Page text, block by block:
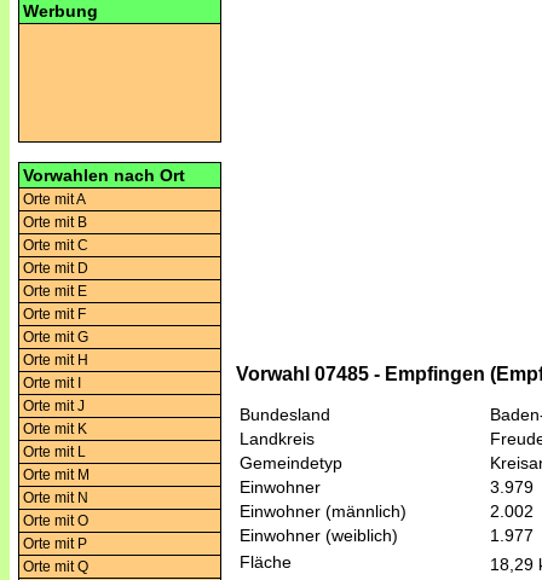
Werbung
Vorwahlen nach Ort
Orte mit A
Orte mit B
Orte mit C
Orte mit D
Orte mit E
Orte mit F
Orte mit G
Orte mit H
Orte mit I
Orte mit J
Orte mit K
Orte mit L
Orte mit M
Orte mit N
Orte mit O
Orte mit P
Orte mit Q
Vorwahl 07485 - Empfingen
Bundesland
Landkreis
Gemeindetyp
Einwohner
3.979
Einwohner (männlich)
2.002
Einwohner (weiblich)
1.977
Fläche
18,29